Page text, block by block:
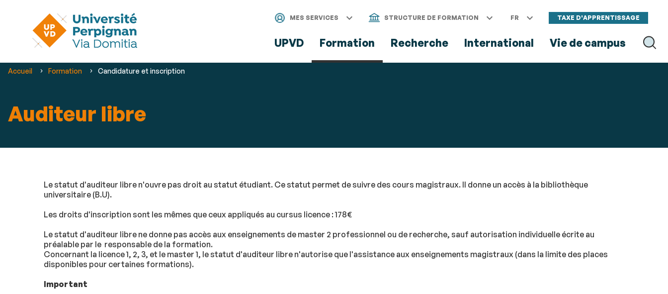
au
directs
MES SERVICES STRUCTURE DE FORMATION FR TAXE D'APPRENTISSAGE
UPVD Formation Recherche International Vie de campus
Vous
Accueil Formation Candidature et inscription
Auditeur libre
Le statut d'auditeur libre n'ouvre pas droit au statut étudiant. Ce statut permet de suivre des cours magistraux. Il donne un accès à la bibliothèque
universitaire (B.U).
Les droits d'inscription sont les mêmes que ceux appliqués au cursus licence : 178€
Le statut d'auditeur libre ne donne pas accès aux enseignements de master 2 professionnel ou de recherche, sauf autorisation individuelle écrite au
préalable par le responsable de la formation.
Concernant la licence 1, 2, 3, et le master 1, le statut d'auditeur libre n'autorise que l'assistance aux enseignements magistraux (dans la limite des places
disponibles pour certaines formations).
Important